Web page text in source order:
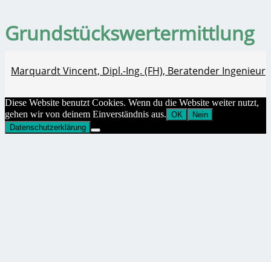
Grundstückswertermittlung
Marquardt Vincent, Dipl.-Ing. (FH), Beratender Ingenieur
Diese Website benutzt Cookies. Wenn du die Website weiter nutzt,
gehen wir von deinem Einverständnis aus. OK
Nein
Datenschutzerklärung